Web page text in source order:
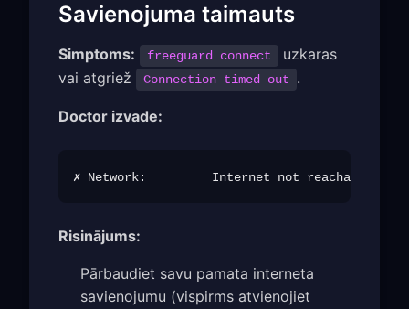
Savienojuma taimauts
Simptoms: freeguard connect
uzkaras
vai atgriež
Connection timed out .
Doctor izvade:
Risinājums:
Pārbaudiet savu pamata interneta
savienojumu (vispirms atvienojiet